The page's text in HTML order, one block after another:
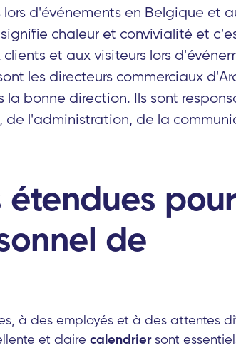
d'événements en Belgique et
chaleur et convivialité et
et aux visiteurs lors
les directeurs commerciaux
la bonne direction. Ils sont
l'administration, de la
pour
de
à des employés et à des attentes
et claire calendriersont